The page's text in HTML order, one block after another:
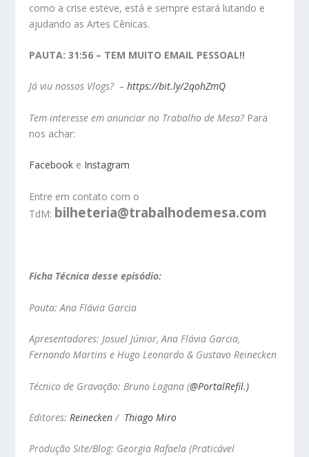
como a crise esteve, está e sempre estará lutando e
ajudando as Artes Cênicas.
PAUTA: 31:56 – TEM MUITO EMAIL PESSOAL!!
Já viu nossos Vlogs? –https://bit.ly/2qohZmQ
Tem interesse em anunciar no Trabalho de Mesa? Para
nos achar:
Facebook e Instagram
Entre em contato com o
TdM: bilheteria@trabalhodemesa.com
Ficha Técnica desse episódio:
Pauta: Ana Flávia Garcia
Apresentadores: Josuel Júnior, Ana Flávia Garcia,
Fernando Martins e Hugo Leonardo & Gustavo Reinecken
Técnico de Gravação: Bruno Lagana (@PortalRefil.)
Editores:Reinecken/ Thiago Miro
Produção Site/Blog: Georgia Rafaela (Praticável